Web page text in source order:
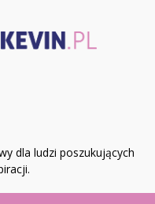
dla ludzi poszukujących